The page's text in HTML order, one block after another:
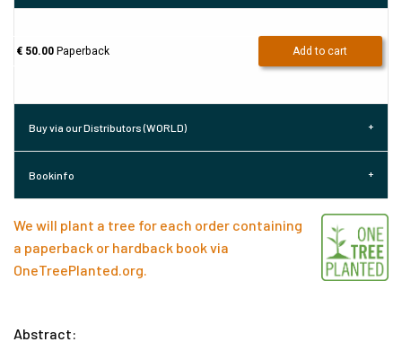
€ 50.00Paperback Add to cart
Buy via our Distributors (WORLD)
Bookinfo
We will plant a tree for each order containing
a paperback or hardback book via
OneTreePlanted.org.
Abstract: